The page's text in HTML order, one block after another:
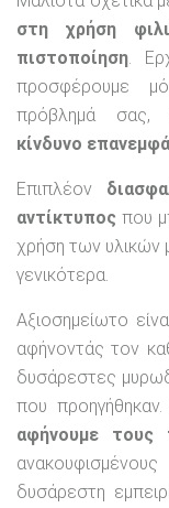
στη χρήση
πιστοποίηση.
προσφέρουμε
πρόβλημά σας,
κίνδυνο
Επιπλέον
αντίκτυπος που
χρήση των υλικών
γενικότερα.
Αξιοσημείωτο
αφήνοντάς τον
δυσάρεστες
που
αφήνουμε τους
δυσάρεστη